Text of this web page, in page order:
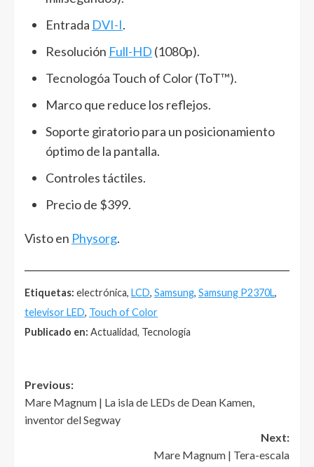
Entrada DVI-I.
Resolución Full-HD (1080p).
Tecnologóa Touch of Color (ToT™).
Marco que reduce los reflejos.
Soporte giratorio para un posicionamiento
óptimo de la pantalla.
Controles táctiles.
Precio de $399.
Visto en Physorg.
Etiquetas: electrónica, LCD, Samsung, Samsung P2370L,
televisor LED, Touch of Color
Publicado en: Actualidad, Tecnología
Post
navigation
Previous:
Mare Magnum | La isla de LEDs de Dean Kamen,
inventor del Segway
Next:
Mare Magnum | Tera-escala